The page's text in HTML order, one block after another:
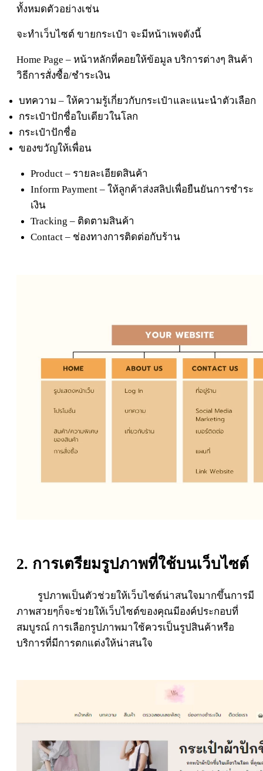
ทั้งหมดตัวอย่างเช่น
จะทำเว็บไซต์ ขายกระเป๋า จะมีหน้าเพจดังนี้
Home Page – หน้าหลักที่คอยให้ข้อมูล บริการต่างๆ สินค้า
วิธีการสั่งซื้อ/ชำระเงิน
บทความ – ให้ความรู้เกี่ยวกับกระเป๋าและแนะนำตัวเลือก
กระเป๋าปักชื่อใบเดียวในโลก
กระเป๋าปักชื่อ
ของขวัญให้เพื่อน
Product – รายละเอียดสินค้า
Inform Payment – ให้ลูกค้าส่งสลิปเพื่อยืนยันการชำระ
เงิน
Tracking – ติดตามสินค้า
Contact – ช่องทางการติดต่อกับร้าน
2. การเตรียมรูปภาพที่ใช้บนเว็บไซต์
รูปภาพเป็นตัวช่วยให้เว็บไซต์น่าสนใจมากขึ้นการมี
ภาพสวยๆก็จะช่วยให้เว็บไซต์ของคุณมีองค์ประกอบที่
สมบูรณ์ การเลือกรูปภาพมาใช้ควรเป็นรูปสินค้าหรือ
บริการที่มีการตกแต่งให้น่าสนใจ